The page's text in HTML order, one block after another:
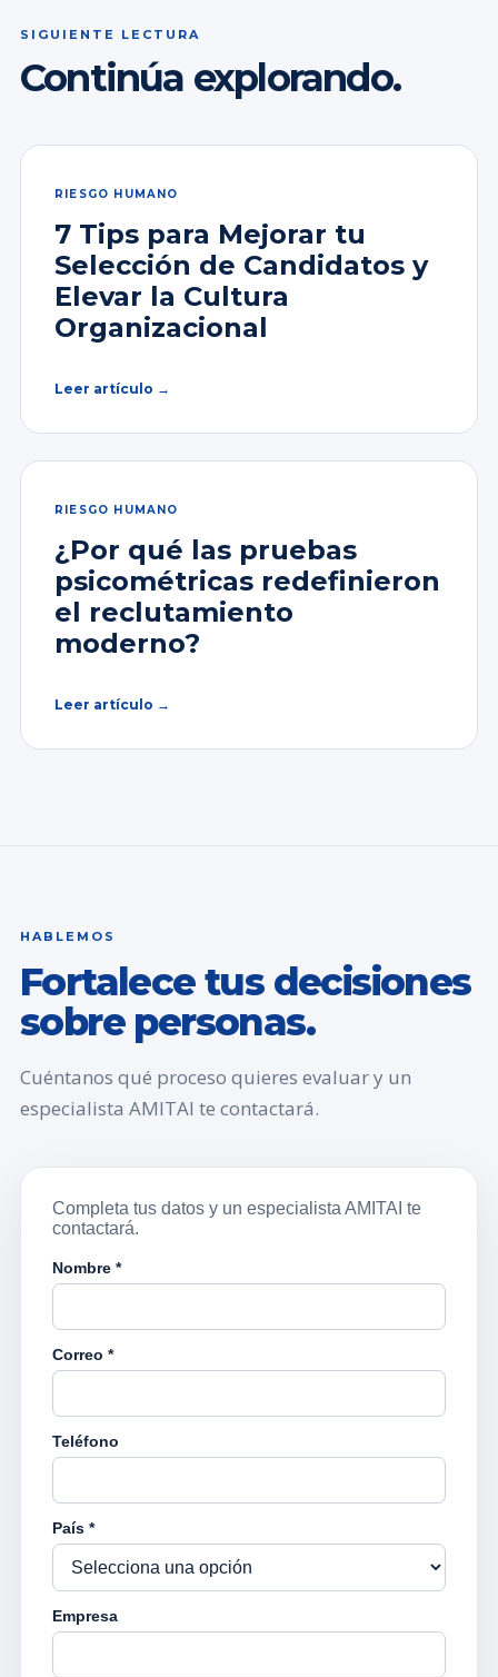
SIGUIENTE LECTURA
Continúa explorando.
RIESGO HUMANO
7 Tips para Mejorar tu
Selección de Candidatos y
Elevar la Cultura
Organizacional
Leer artículo →
RIESGO HUMANO
¿Por qué las pruebas
psicométricas redefinieron
el reclutamiento
moderno?
Leer artículo →
HABLEMOS
Fortalece tus decisiones
sobre personas.
Cuéntanos qué proceso quieres evaluar y un
especialista AMITAI te contactará.